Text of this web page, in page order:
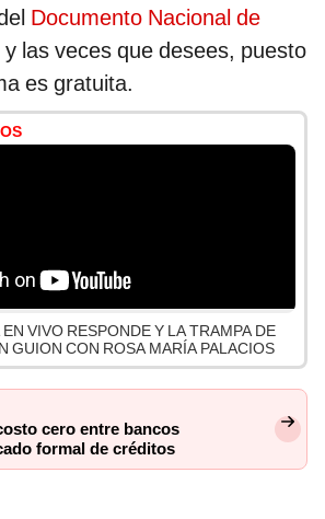
Documento Nacional de
y las veces que desees, puesto
es gratuita.
VIVO RESPONDE Y LA TRAMPA DE
GUION CON ROSA MARÍA PALACIOS
cero entre bancos
formal de créditos